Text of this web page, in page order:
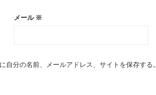
メール ※
分の名前、メールアドレス、サイトを保存する。